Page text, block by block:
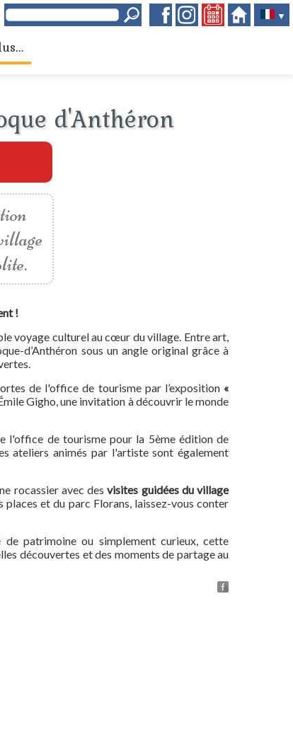
▼
d'Anthéron
!
voyage culturel au cœur du village. Entre art,
d’Anthéron sous un angle original grâce à
de l'office de tourisme par l’exposition «
Gigho, une invitation à découvrir le monde
l'office de tourisme pour la 5ème édition de
ateliers animés par l'artiste sont également
rocassier avec desvisites guidées du village
places et du parc Florans, laissez-vous conter
de patrimoine ou simplement curieux, cette
découvertes et des moments de partage au